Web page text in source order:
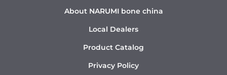
About NARUMI bone china
Local Dealers
Product Catalog
Privacy Policy